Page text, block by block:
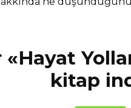
kitap